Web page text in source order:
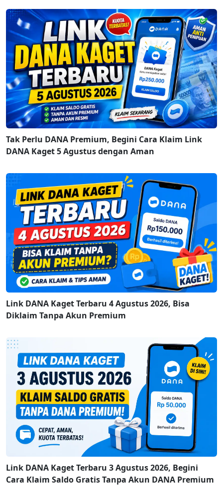
Tak Perlu DANA Premium, Begini Cara Klaim Link
DANA Kaget 5 Agustus dengan Aman
Link DANA Kaget Terbaru 4 Agustus 2026, Bisa
Diklaim Tanpa Akun Premium
Link DANA Kaget Terbaru 3 Agustus 2026, Begini
Cara Klaim Saldo Gratis Tanpa Akun DANA Premium